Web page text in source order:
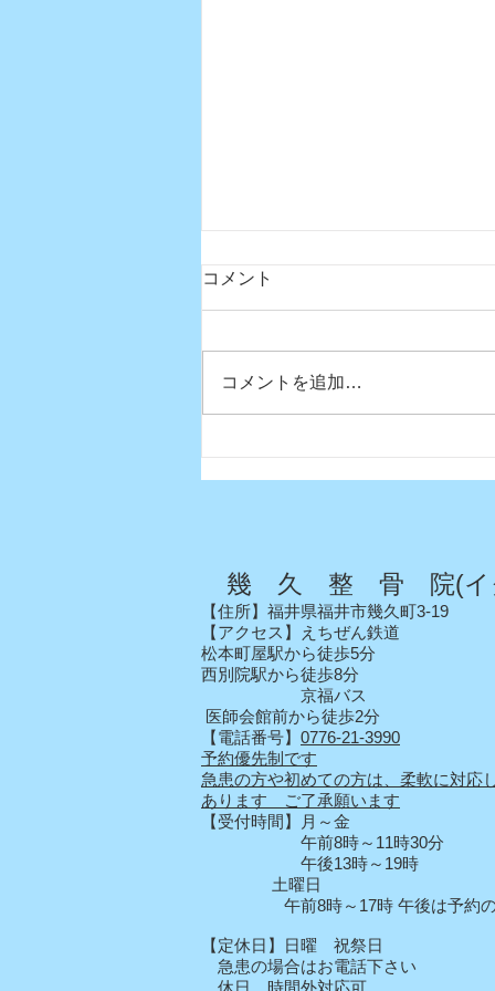
コメント
コメントを追加…
幾 久 整 骨 院(イク
【住所】福井県福井市幾久町3-19
【アクセス】えちぜん鉄道
松本町屋駅から徒歩5分
西別院駅から徒歩8分
京福バス
医師会館前から徒歩2分
【電話番号】 0776-21-3990
予約優先制です
急患の方や初めての方は、柔軟に対応
あります ご了承願います
【受付時間】月～金
午前8時～11時30分
午後13時～19時
土曜日
午前8時～17時 午後は予約
【定休日】日曜 祝祭日
急患の場合はお電話下さい